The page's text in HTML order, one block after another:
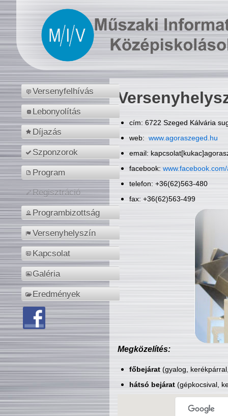
Versenyfelhívás
Lebonyolítás
Díjazás
Szponzorok
Program
Regisztráció
Programbizottság
Versenyhelyszín
Kapcsolat
Galéria
Eredmények
cím: 6722 Szeged Kálvária
web: www.agoraszeged.hu
email:
facebook:
telefon: +36(62)563-480
fax: +36(62)563-499
Megközelítés:
főbejárat(gyalog,
hátsó bejárat(gépkocsival,